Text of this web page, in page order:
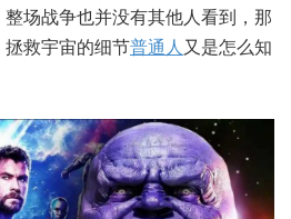
场战争也并没有其他人看到，那
拯救宇宙的细节普通人又是怎么知